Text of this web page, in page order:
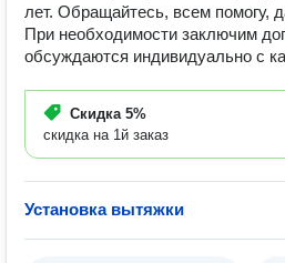
лет. Обращайтесь, всем помогу,
При необходимости заключим
обсуждаются индивидуально с
Скидка 5%
скидка на 1й заказ
Установка вытяжки